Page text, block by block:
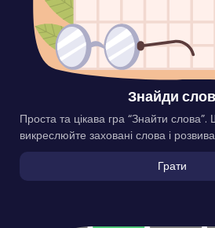
Знайди
Проста та цікава гра “Знайти слова”.
викреслюйте заховані слова і
Грати